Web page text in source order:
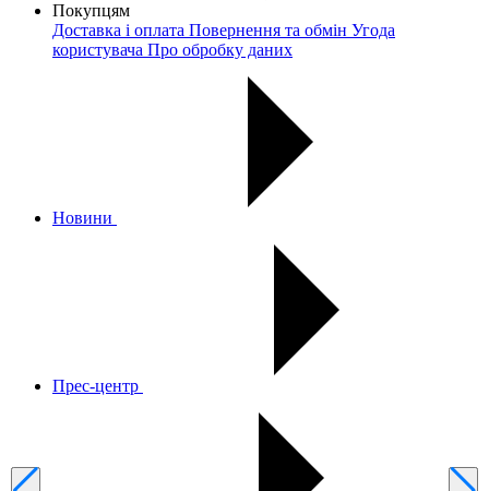
Покупцям
Доставка і оплата Повернення та обмін Угода
користувача Про обробку даних
Новини
Прес-центр